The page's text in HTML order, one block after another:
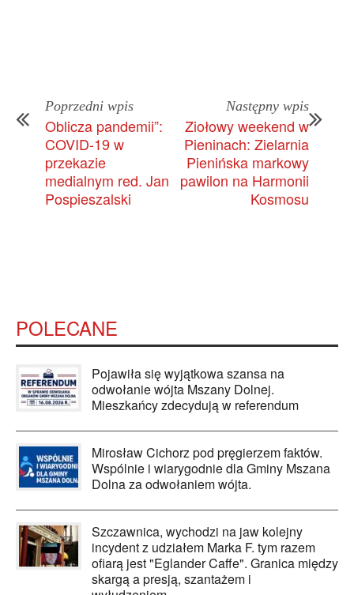
Poprzedni wpis
Oblicza pandemii”:
COVID-19 w
przekazie
medialnym red. Jan
Pospieszalski
Następny wpis
Ziołowy weekend w
Pieninach: Zielarnia
Pienińska markowy
pawilon na Harmonii
Kosmosu
POLECANE
Pojawiła się wyjątkowa szansa na
odwołanie wójta Mszany Dolnej.
Mieszkańcy zdecydują w referendum
Mirosław Cichorz pod pręgierzem faktów.
Wspólnie i wiarygodnie dla Gminy Mszana
Dolna za odwołaniem wójta.
Szczawnica, wychodzi na jaw kolejny
incydent z udziałem Marka F. tym razem
ofiarą jest "Eglander Caffe". Granica między
skargą a presją, szantażem i